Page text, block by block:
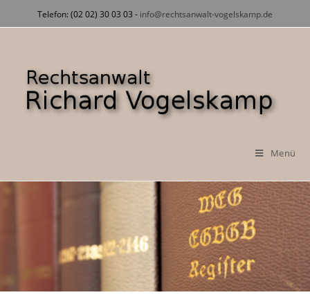
Inhalt
Telefon: (02 02) 30 03 03 - info@rechtsanwalt-vogelskamp.de
Menü